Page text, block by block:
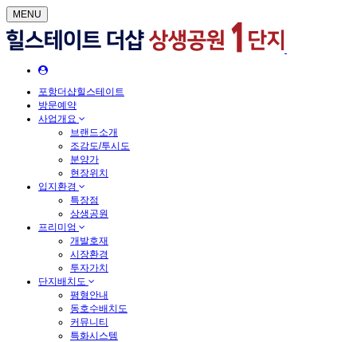
MENU
포항더샵힐스테이트
방문예약
사업개요
브랜드소개
조감도/투시도
분양가
현장위치
입지환경
특장점
상생공원
프리미엄
개발호재
시장환경
투자가치
단지배치도
평형안내
동호수배치도
커뮤니티
특화시스템